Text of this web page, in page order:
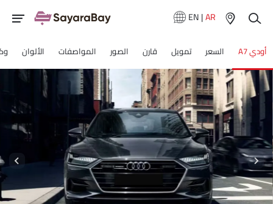
EN|AR
أودي A7 السعر تمويل قارن الصور المواصفات الألوان